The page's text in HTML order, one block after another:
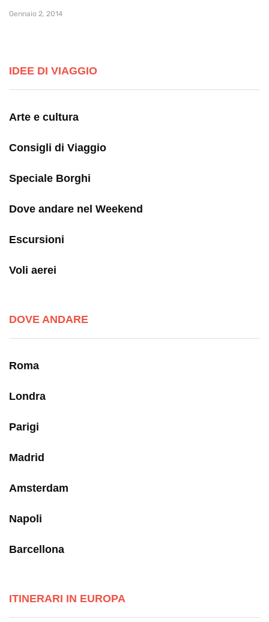
Gennaio 2, 2014
IDEE DI VIAGGIO
Arte e cultura
Consigli di Viaggio
Speciale Borghi
Dove andare nel Weekend
Escursioni
Voli aerei
DOVE ANDARE
Roma
Londra
Parigi
Madrid
Amsterdam
Napoli
Barcellona
ITINERARI IN EUROPA